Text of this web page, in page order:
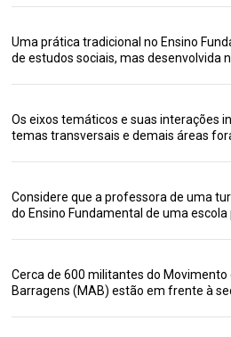
Uma prática tradicional no Ensino
de estudos sociais, mas desenvolvida
Os eixos temáticos e suas interações
temas transversais e demais áreas
Considere que a professora de uma
do Ensino Fundamental de uma
Cerca de 600 militantes do
Barragens (MAB) estão em frente à